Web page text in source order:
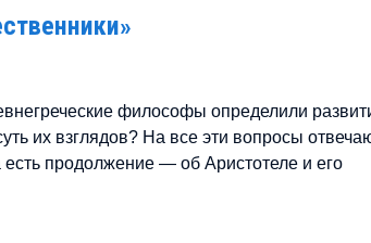
философы определили
их взглядов? На все эти вопросы
есть продолжение — об Аристотеле и его